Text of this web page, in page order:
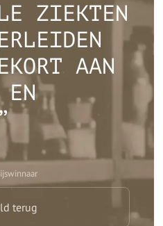
ZIEKTEN
AAN
EN
terug